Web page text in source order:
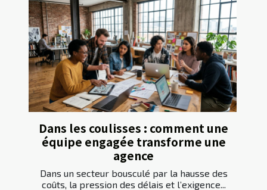
Dans les coulisses : comment une
équipe engagée transforme une
agence
Dans un secteur bousculé par la hausse des
coûts, la pression des délais et l’exigence...